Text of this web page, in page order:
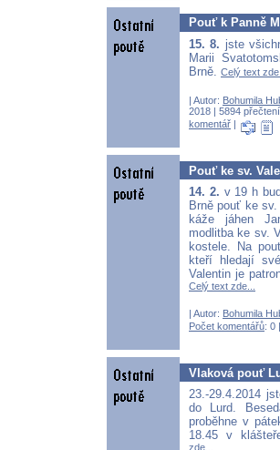
Pouť k Panně
15. 8. jste
Marii
Brně. Celý text
| Autor: Bohumila
2018 | 5894
komentář |
Pouť ke sv.
14. 2. v 19 h
Brně pouť ke
káže jáhen
modlitba ke sv.
kostele. Na
kteří hledají
Valentin je
Celý text zde...
| Autor: Bohumila
Počet komentářů: 0
Vlaková pouť
23.-29.4.2014
do Lurd.
proběhne v
18.45 v
zde...